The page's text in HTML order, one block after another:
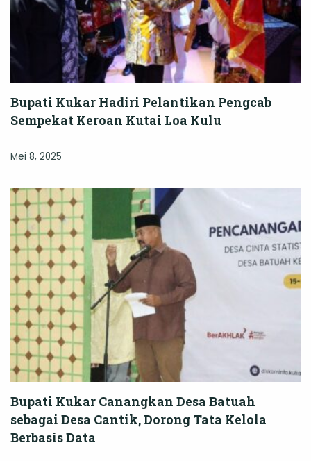
Bupati Kukar Hadiri Pelantikan Pengcab
Sempekat Keroan Kutai Loa Kulu
Mei 8, 2025
Bupati Kukar Canangkan Desa Batuah
sebagai Desa Cantik, Dorong Tata Kelola
Berbasis Data